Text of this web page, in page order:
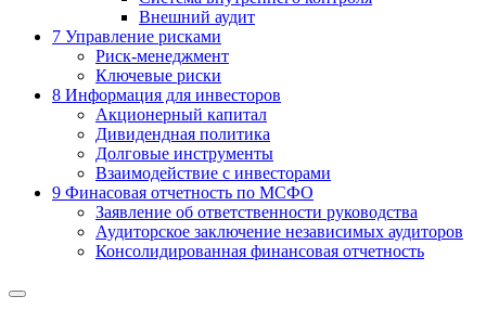
Внешний аудит
7 Управление рисками
Риск-менеджмент
Ключевые риски
8 Информация для инвесторов
Акционерный капитал
Дивидендная политика
Долговые инструменты
Взаимодействие с инвеcторами
9 Финасовая отчетность по МСФО
Заявление об ответственности руководства
Аудиторское заключение независимых аудиторов
Консолидированная финансовая отчетность